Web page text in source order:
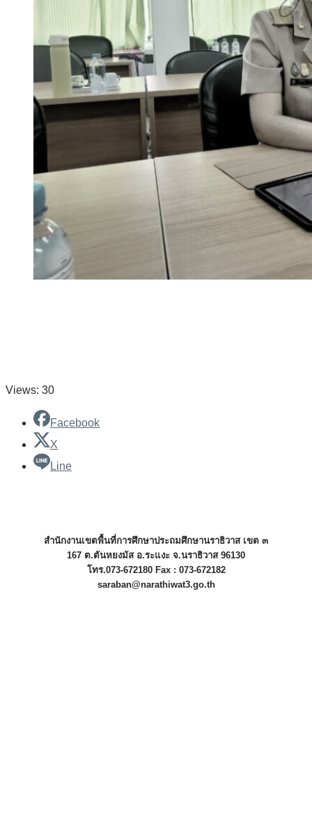
Views: 30
Facebook
X
Line
สำนักงานเขตพื้นที่การศึกษาประถมศึกษานราธิวาส เขต ๓
167 ต.ตันหยงมัส อ.ระแงะ จ.นราธิวาส 96130
โทร.073-672180 Fax : 073-672182
saraban@narathiwat3.go.th